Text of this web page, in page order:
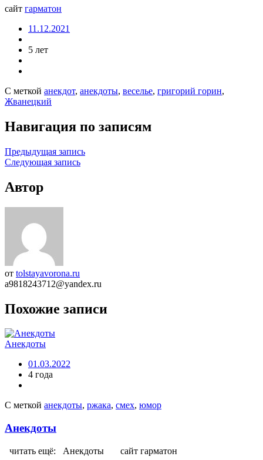
сайт гарматон
11.12.2021
5 лет
С меткой анекдот, анекдоты, веселье, григорий горин,
Жванецкий
Навигация по записям
Предыдущая запись
Следующая запись
Автор
от tolstayavorona.ru
a9818243712@yandex.ru
Похожие записи
Анекдоты
01.03.2022
4 года
С меткой анекдоты, ржака, смех, юмор
Анекдоты
читать ещё: Анекдоты сайт гарматон